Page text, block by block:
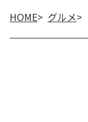
HOME グルメ